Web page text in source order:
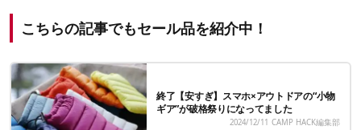
こちらの記事でもセール品を紹介中！
終了【安すぎ】スマホ×アウトドアの“小物
ギア”が破格祭りになってました
2024/12/11 CAMP HACK編集部